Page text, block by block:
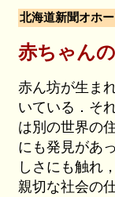
北海道新聞オホ
赤ちゃん
赤ん坊が生ま
いている．そ
は別の世界の
にも発見があ
しさにも触れ
親切な社会の